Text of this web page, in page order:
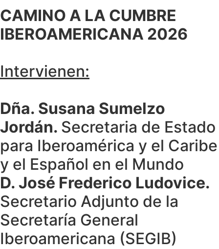
CAMINO A LA CUMBRE
IBEROAMERICANA 2026
Intervienen:
Dña. Susana Sumelzo
Jordán. Secretaria de Estado
para Iberoamérica y el Caribe
y el Español en el Mundo
D. José Frederico Ludovice.
Secretario Adjunto de la
Secretaría General
Iberoamericana (SEGIB)